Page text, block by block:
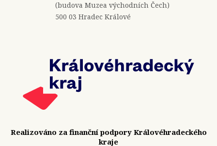
(budova Muzea východních Čech)
500 03 Hradec Králové
Realizováno za finanční podpory Královéhradeckého
kraje